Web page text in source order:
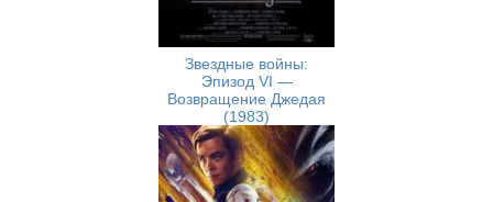
Звездные войны:
Эпизод VI —
Возвращение Джедая
(1983)